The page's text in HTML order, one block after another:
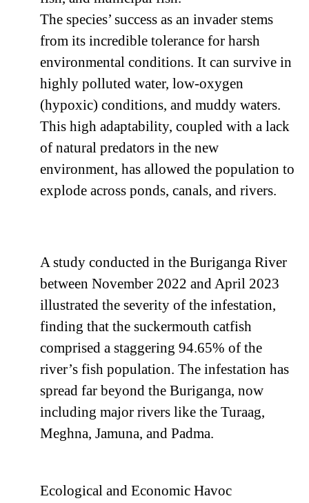
The species’ success as an invader stems
from its incredible tolerance for harsh
environmental conditions. It can survive in
highly polluted water, low-oxygen
(hypoxic) conditions, and muddy waters.
This high adaptability, coupled with a lack
of natural predators in the new
environment, has allowed the population to
explode across ponds, canals, and rivers.
A study conducted in the Buriganga River
between November 2022 and April 2023
illustrated the severity of the infestation,
finding that the suckermouth catfish
comprised a staggering 94.65% of the
river’s fish population. The infestation has
spread far beyond the Buriganga, now
including major rivers like the Turaag,
Meghna, Jamuna, and Padma.
Ecological and Economic Havoc